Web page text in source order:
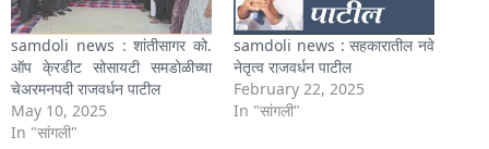
samdoli news : शांतीसागर को.
ऑप के्रडीट सोसायटी समडोळीच्या
चेअरमनपदी राजवर्धन पाटील
May 10, 2025
In "सांगली"
samdoli news : सहकारातील नवे
नेतृत्व राजवर्धन पाटील
February 22, 2025
In "सांगली"